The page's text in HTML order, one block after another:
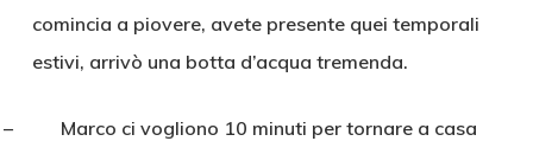
comincia a piovere, avete presente quei temporali
estivi, arrivò una botta d’acqua tremenda.
– Marco ci vogliono 10 minuti per tornare a casa